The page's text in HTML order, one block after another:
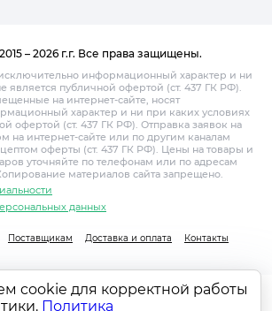
– 2026 г.г. Все права защищены.
информационный характер и ни
является публичной офертой (ст. 437 ГК РФ).
на интернет-сайте, носят
характер и ни при каких условиях
офертой (ст. 437 ГК РФ). Отправка заявок на
на интернет-сайте или по другим каналам
оферты (ст. 437 ГК РФ). Цены на товары и
уточняйте по телефонам или по адресам
материалов сайта запрещено.
данных
Поставщикам Доставка и оплата Контакты
cookie для корректной работы
Политика